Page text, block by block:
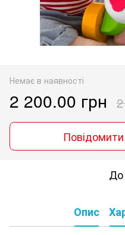
Немає в наявності
2 200.00 грн
До
Опис